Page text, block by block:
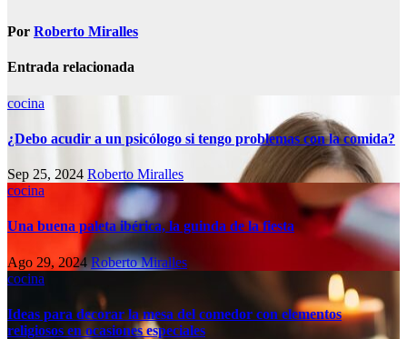
Por Roberto Miralles
Entrada relacionada
cocina
¿Debo acudir a un psicólogo si tengo problemas con la comida?
Sep 25, 2024 Roberto Miralles
cocina
Una buena paleta ibérica, la guinda de la fiesta
Ago 29, 2024Roberto Miralles
cocina
Ideas para decorar la mesa del comedor con elementos
religiosos en ocasiones especiales